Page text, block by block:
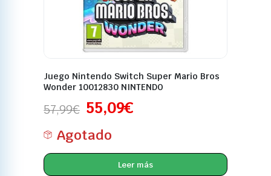
Juego Nintendo Switch Super Mario Bros
Wonder 10012830 NINTENDO
57,99€ 55,09€
Agotado
Leer más